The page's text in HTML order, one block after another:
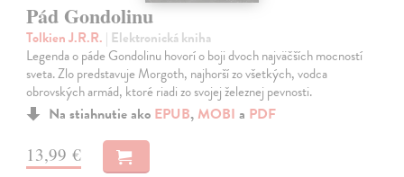
Pád Gondolinu
Tolkien J.R.R. | Elektronická kniha
Legenda o páde Gondolinu hovorí o boji dvoch najväčších mocností
sveta. Zlo predstavuje Morgoth, najhorší zo všetkých, vodca
obrovských armád, ktoré riadi zo svojej železnej pevnosti.
Na stiahnutie ako EPUB, MOBI a PDF
13,99 €